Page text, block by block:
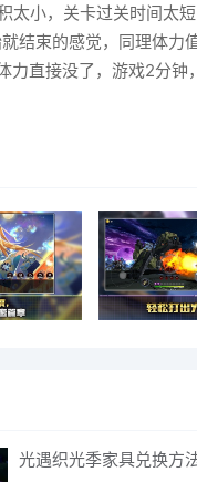
太小，关卡过关时间太
结束的感觉，同理体力
力直接没了，游戏2分钟
光遇织光季家具兑换方